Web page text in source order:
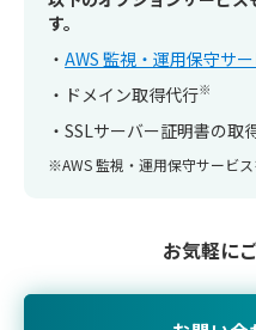
す。
AWS 監視・運用保守サ
ドメイン取得代行※
SSLサーバー証明書の取
AWS 監視・運用保守サービ
お気軽に